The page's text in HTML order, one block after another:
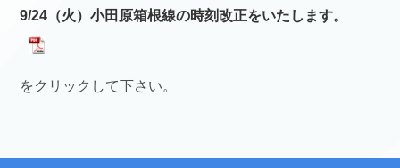
9/24（火）小田原箱根線の時刻改正をいたします。
をクリックして下さい。